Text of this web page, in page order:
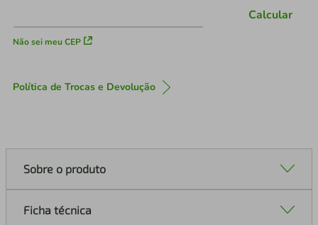
Não sei meu CEP
Calcular
Política de Trocas e Devolução
Sobre o produto
Ficha técnica